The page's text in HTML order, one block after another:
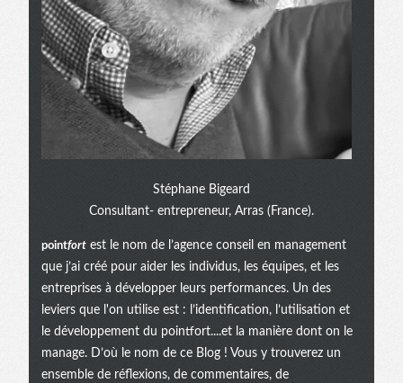
Stéphane Bigeard
Consultant- entrepreneur, Arras (France).
pointfort est le nom de l’agence conseil en management
que j’ai créé pour aider les individus, les équipes, et les
entreprises à développer leurs performances. Un des
leviers que l'on utilise est : l’identification, l’utilisation et
le développement du pointfort....et la manière dont on le
manage. D’où le nom de ce Blog ! Vous y trouverez un
ensemble de réflexions, de commentaires, de